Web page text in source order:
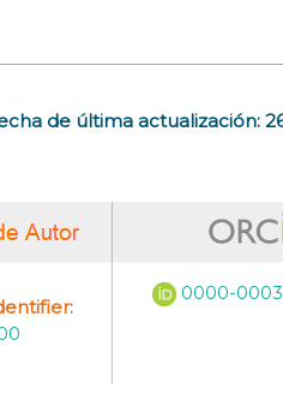
de última actualización:
0000-